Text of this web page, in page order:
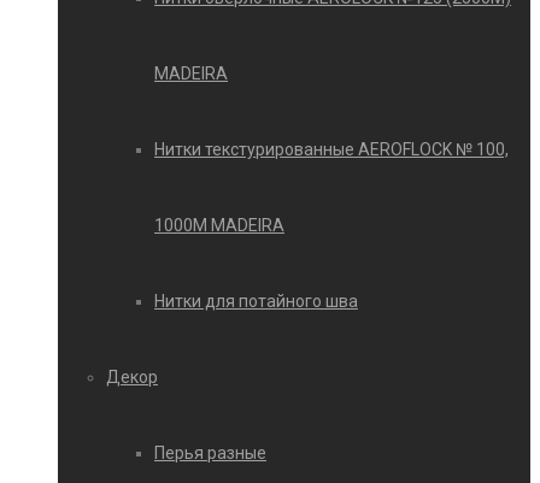
MADEIRA
Нитки текстурированные AEROFLOCK № 100,
1000М MADEIRA
Нитки для потайного шва
Декор
Перья разные